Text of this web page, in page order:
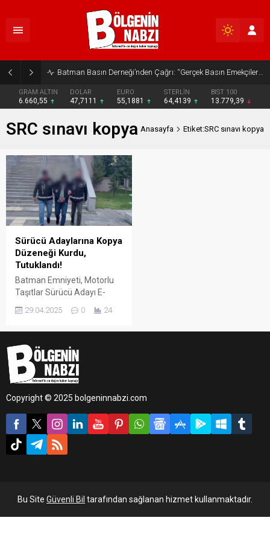
Batman Basın Derneği’nden Çağrı: “Gerçek Basın Emekçileri Desteklenmeli”
GRAM ALTIN
6.660,55
DOLAR
47,7111
EURO
55,1881
STERLİN
64,4139
BIST 100
13.779,39
SRC sınavı kopya Anasayfa Etiket:SRC sınavı kopya
Sürücü Adaylarına Kopya
Düzeneği Kurdu,
Tutuklandı!
Batman Emniyeti, Motorlu
Taşıtlar Sürücü Adayı E-
Sınavı'nda kopya düzeneği
kurduğu tespit edilen şahsı
hareket eden şüpheli
tutuklandı.
29.04.2025 0 24
Copyright © 2025 bolgeninnabzi.com
Bu Site Güvenli Bil tarafından sağlanan hizmet kullanmaktadır.